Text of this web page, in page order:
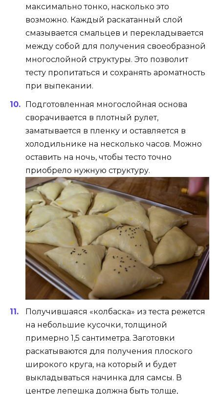
максимально тонко, насколько это
возможно. Каждый раскатанный слой
смазывается смальцев и перекладывается
между собой для получения своеобразной
многослойной структуры. Это позволит
тесту пропитаться и сохранять ароматность
при выпекании.
Подготовленная многослойная основа
сворачивается в плотный рулет,
заматывается в пленку и оставляется в
холодильнике на несколько часов. Можно
оставить на ночь, чтобы тесто точно
приобрело нужную структуру.
Получившаяся «колбаска» из теста режется
на небольшие кусочки, толщиной
примерно 1,5 сантиметра. Заготовки
раскатываются для получения плоского
широкого круга, на который и будет
выкладываться начинка для самсы. В
центре лепешка должна быть толще,